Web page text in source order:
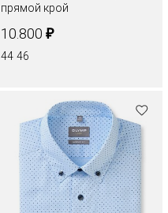
прямой крой
10.800 ₽
44 46